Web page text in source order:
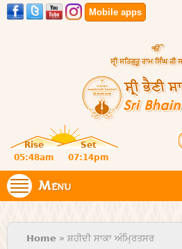
Skip to
main
Mobile apps
Sri
Bhaini
Sahib
website
of central
religious
place for
Rise
Set
05:48am
07:14pm
Menu
You are here
Home » ਸ਼ਹੀਦੀ ਸਾਕਾ ਅੰਮ੍ਰਿਤਸਰ